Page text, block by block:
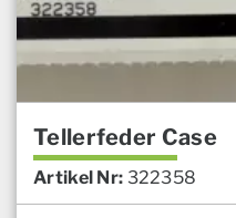
Tellerfeder Case
Artikel Nr: 322358